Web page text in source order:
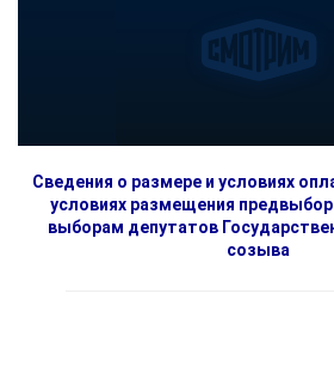
Сведения о размере и условиях
условиях размещения
выборам депутатов
созыва